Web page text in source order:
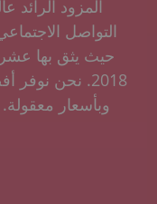
التواصل
حيث يثق بها
2018. نحن
وبأسعار